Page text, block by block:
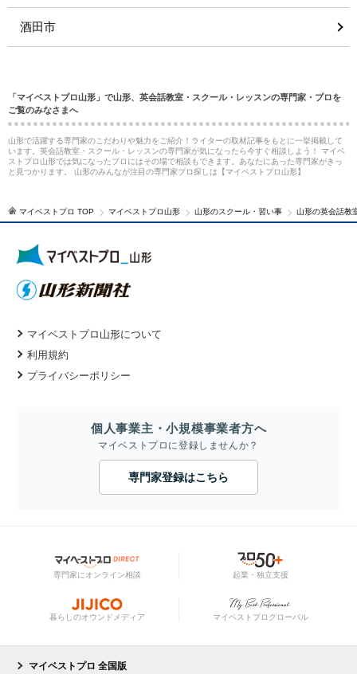
酒田市
「マイベストプロ山形」で山形、英会話教室・スクール・レッスンの専門家・プロを
ご覧のみなさまへ
山形で活躍する専門家のこだわりや魅力をご紹介！ライターの取材記事をもとに一挙掲載して
います。英会話教室・スクール・レッスンの専門家が気になったら今すぐ相談しよう！ マイベ
ストプロ山形では気になったプロにはその場で相談もできます。あなたにあった専門家がきっ
と見つかります。 山形のみんなが注目の専門家プロ探しは【マイベストプロ山形】
マイベストプロ TOP マイベストプロ山形 山形のスクール・習い事 山形の英会話教
マイベストプロ山形について
利用規約
プライバシーポリシー
個人事業主・小規模事業者方へ
マイベストプロに登録しませんか？
専門家登録はこちら
専門家にオンライン相談 起業・独立支援
暮らしのオウンドメディア マイベストプログローバル
マイベストプロ 全国版